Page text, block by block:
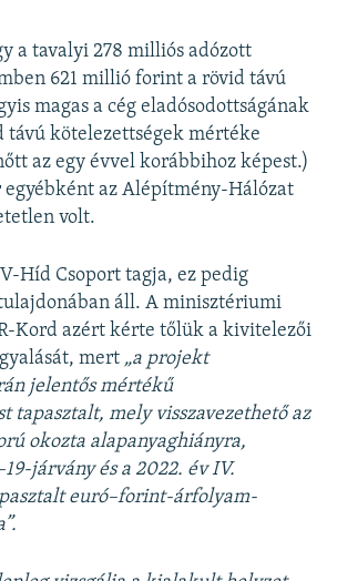
a tavalyi 278 milliós adózott
621 millió forint a rövid távú
magas a cég eladósodottságának
kötelezettségek mértéke
az egy évvel korábbihoz képest.)
az Alépítmény-Hálózat
volt.
Híd Csoport tagja, ez pedig
áll. A minisztériumi
Kord azért kérte tőlük a kivitelezői
mert „a projekt
jelentős mértékű
tapasztalt, mely visszavezethető az
okozta alapanyaghiányra,
járvány és a 2022. év IV.
euró–forint-árfolyam-